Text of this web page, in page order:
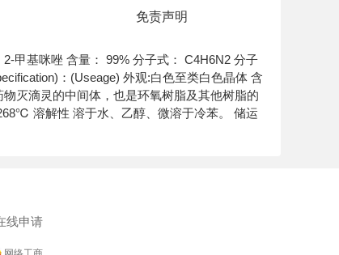
免责声明
甲基咪唑 含量： 99% 分子式： C4H6N2 分子
：(Useage) 外观:白色至类白色晶体 含
灭滴灵的中间体，也是环氧树脂及其他树脂的
溶解性 溶于水、乙醇、微溶于冷苯。 储运
线申请